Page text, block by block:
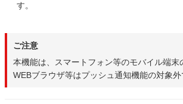
す。
ご注意
本機能は、スマートフォン等のモバイル端末
WEBブラウザ等はプッシュ通知機能の対象外